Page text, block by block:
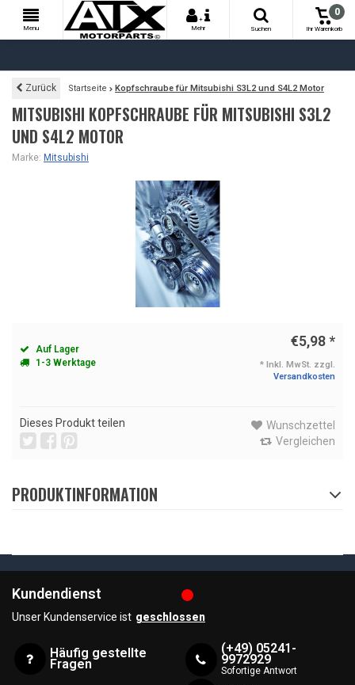
Menu
+
Mehr
Suchen
0
Ihr Warenkorb
Zurück Startseite Kopfschraube für Mitsubishi S3L2 und S4L2 Motor
MITSUBISHI KOPFSCHRAUBE FÜR MITSUBISHI S3L2
UND S4L2 MOTOR
Marke: Mitsubishi
Auf Lager
1-3 Werktage
€5,98*
* Inkl. MwSt. zzgl.
Versandkosten
Dieses Produkt teilen
Wunschzettel
Vergleichen
PRODUKTINFORMATION
Kundendienst
Unser Kundenservice ist geschlossen
Häufig gestellte
Fragen
(+49) 05241-
9972929
Sofortige Antwort